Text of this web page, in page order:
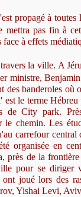
propagé à
pas fin à
à effets
la ville. A
ministre,
des banderoles
est le terme
de City park.
le chemin. Les
carrefour central
organisée en
près de la
pour se diriger
joué lors des
Yishai Levi,